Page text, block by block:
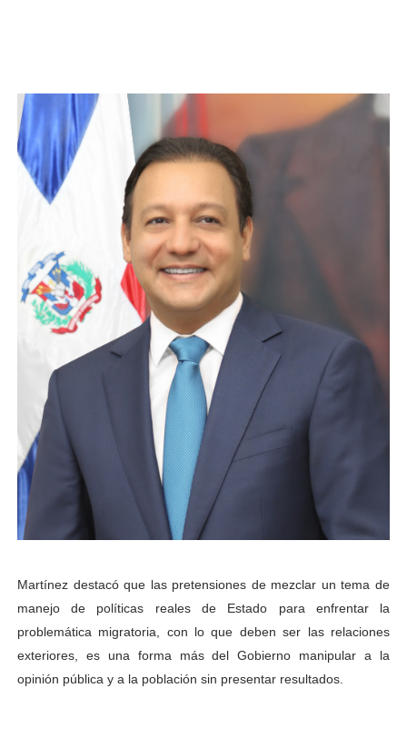
Martínez destacó que las pretensiones de mezclar un tema de
manejo de políticas reales de Estado para enfrentar la
problemática migratoria, con lo que deben ser las relaciones
exteriores, es una forma más del Gobierno manipular a la
opinión pública y a la población sin presentar resultados.